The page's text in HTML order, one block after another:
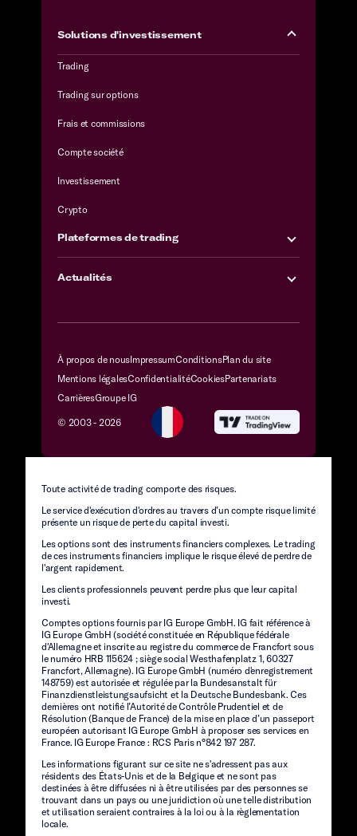
Solutions d'investissement
Trading
Trading sur options
Frais et commissions
Compte société
Investissement
Crypto
Plateformes de trading
Actualités
À propos de nousImpressumConditionsPlan du site
Mentions légalesConfidentialitéCookiesPartenariats
CarrièresGroupe IG
© 2003 - 2026
Toute activité de trading comporte des risques.
Le service d'exécution d'ordres au travers d’un compte risque limité
présente un risque de perte du capital investi.
Les options sont des instruments financiers complexes. Le trading
de ces instruments financiers implique le risque élevé de perdre de
l'argent rapidement.
Les clients professionnels peuvent perdre plus que leur capital
investi.
Comptes options fournis par IG Europe GmbH. IG fait référence à
IG Europe GmbH (société constituée en République fédérale
d'Allemagne et inscrite au registre du commerce de Francfort sous
le numéro HRB 115624 ; siège social Westhafenplatz 1, 60327
Francfort, Allemagne). IG Europe GmbH (numéro d'enregistrement
148759) est autorisée et régulée par la Bundesanstalt für
Finanzdienstleistungsaufsicht et la Deutsche Bundesbank. Ces
dernières ont notifié l’Autorité de Contrôle Prudentiel et de
Résolution (Banque de France) de la mise en place d’un passeport
européen autorisant IG Europe GmbH à proposer ses services en
France. IG Europe France : RCS Paris n°842 197 287.
Les informations figurant sur ce site ne s'adressent pas aux
résidents des États-Unis et de la Belgique et ne sont pas
destinées à être diffusées ni à être utilisées par des personnes se
trouvant dans un pays ou une juridiction où une telle distribution
et utilisation seraient contraires à la loi ou à la règlementation
locale.